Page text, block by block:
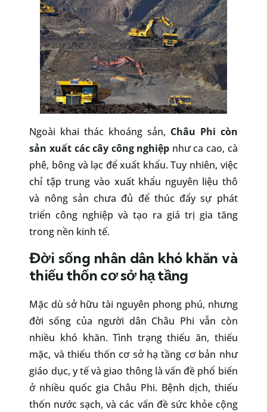
Ngoài khai thác khoáng sản, Châu Phi còn
sản xuất các cây công nghiệp như ca cao, cà
phê, bông và lạc để xuất khẩu. Tuy nhiên, việc
chỉ tập trung vào xuất khẩu nguyên liệu thô
và nông sản chưa đủ để thúc đẩy sự phát
triển công nghiệp và tạo ra giá trị gia tăng
trong nền kinh tế.
Đời sống nhân dân khó khăn và
thiếu thốn cơ sở hạ tầng
Mặc dù sở hữu tài nguyên phong phú, nhưng
đời sống của người dân Châu Phi vẫn còn
nhiều khó khăn. Tình trạng thiếu ăn, thiếu
mặc, và thiếu thốn cơ sở hạ tầng cơ bản như
giáo dục, y tế và giao thông là vấn đề phổ biến
ở nhiều quốc gia Châu Phi. Bệnh dịch, thiếu
thốn nước sạch, và các vấn đề sức khỏe cộng